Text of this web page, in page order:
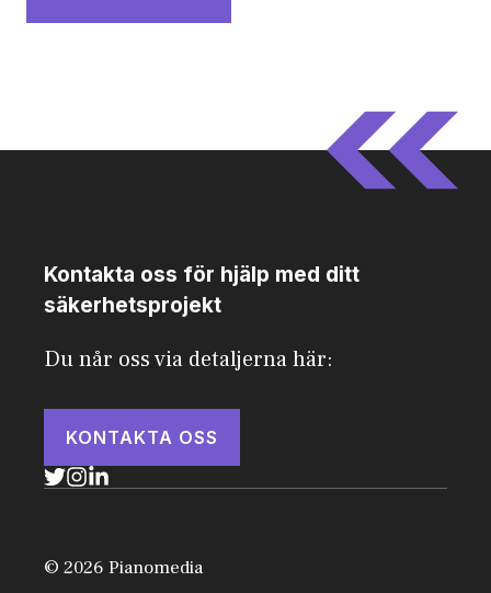
Kontakta oss för hjälp med ditt
säkerhetsprojekt
Du når oss via detaljerna här:
KONTAKTA OSS
© 2026 Pianomedia